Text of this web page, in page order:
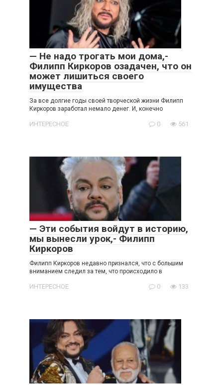
— Не надо трогать мои дома,-
Филипп Киркоров озадачен, что он
может лишиться своего
имущества
За все долгие годы своей творческой жизни Филипп
Киркоров заработал немало денег. И, конечно
ИНТЕРЕСНОЕ 0 561
— Эти события войдут в историю,
мы вынесли урок,- Филипп
Киркоров
Филипп Киркоров недавно признался, что с большим
вниманием следил за тем, что происходило в
ИНТЕРЕСНОЕ 0 133